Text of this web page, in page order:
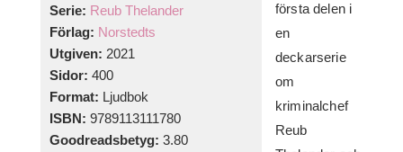
Serie: Reub Thelander
Förlag: Norstedts
Utgiven: 2021
Sidor: 400
Format: Ljudbok
ISBN: 9789113111780
Goodreadsbetyg: 3.80
första delen i
en
deckarserie
om
kriminalchef
Reub